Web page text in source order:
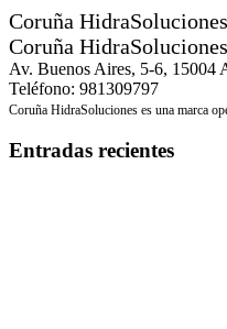
Coruña HidraSoluciones
Coruña HidraSoluciones
Av. Buenos Aires, 5-6, 15004
Teléfono: 981309797
Coruña HidraSoluciones es una marca
Entradas recientes